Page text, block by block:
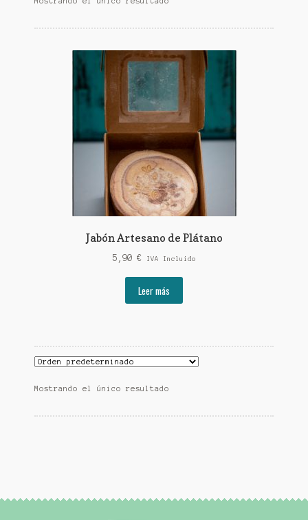
Jabón Artesano de Plátano
5,90 € IVA Incluido
Leer más
Mostrando el único resultado